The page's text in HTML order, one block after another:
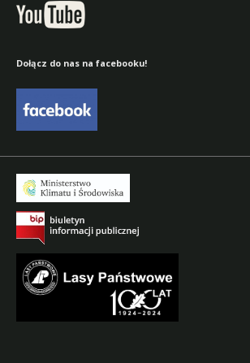
Dołącz do nas na facebooku!